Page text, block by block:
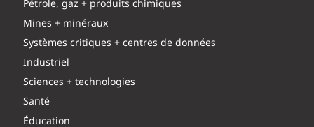
Pétrole, gaz + produits chimiques
Mines + minéraux
Systèmes critiques + centres de données
Industriel
Sciences + technologies
Santé
Éducation